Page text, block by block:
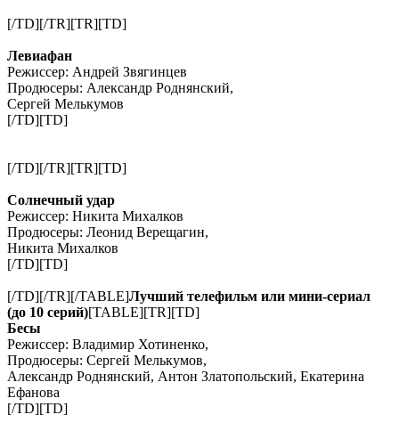
[/TD][/TR][TR][TD]
Левиафан
Режиссер: Андрей Звягинцев
Продюсеры: Александр Роднянский,
Сергей Мелькумов
[/TD][TD]
[/TD][/TR][TR][TD]
Солнечный удар
Режиссер: Никита Михалков
Продюсеры: Леонид Верещагин,
Никита Михалков
[/TD][TD]
[/TD][/TR][/TABLE]Лучший телефильм или мини-сериал
(до 10 серий)[TABLE][TR][TD]
Бесы
Режиссер: Владимир Хотиненко,
Продюсеры: Сергей Мелькумов,
Александр Роднянский, Антон Златопольский, Екатерина
Ефанова
[/TD][TD]